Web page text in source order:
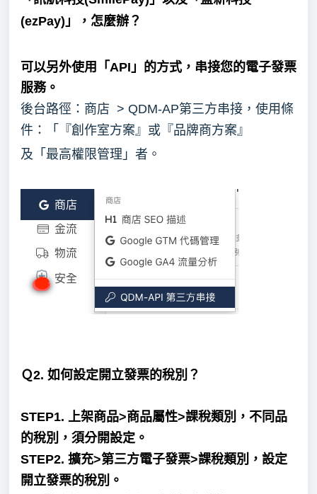
(ezPay)」，怎麼辦？
可以另外使用「API」的方式，串接您的電子發票
服務。
後台路徑：商店 > QDM-AP第三方串接，使用條
件：「『創作室方案』或『品牌商方案』
及「最高權限管理」者。
Ｑ2. 如何設定開立發票的稅別？
STEP1. 上架商品>商品屬性>課稅類別，不同品
的稅別，須分開設定。
STEP2. 擴充>第三方電子發票>課稅類別，設定
開立發票的稅別。